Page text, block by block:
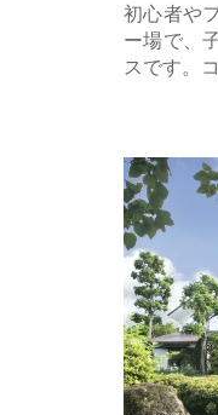
初心者や
ー場で、
スです。
【かみの
詳細はこ